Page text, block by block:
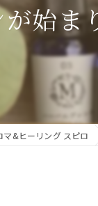
始ま
&ヒーリング スピロ